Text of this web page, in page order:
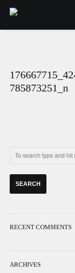
785873251_n
RECENT COMMENTS
ARCHIVES